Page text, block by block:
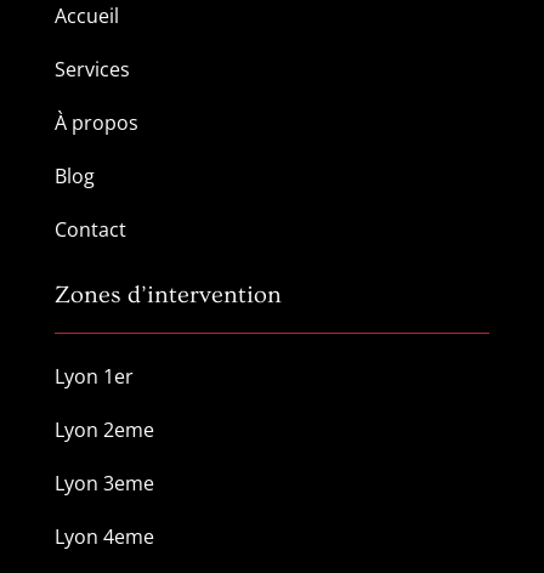
Accueil
Services
À propos
Blog
Contact
Zones d’intervention
Lyon 1er
Lyon 2eme
Lyon 3eme
Lyon 4eme